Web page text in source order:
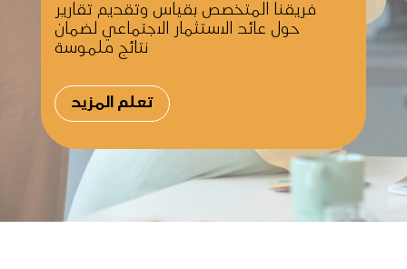
فريقنا المتخصص بقياس وتقديم تقارير
حول عائد الاستثمار الاجتماعي لضمان
نتائج ملموسة
تعلم المزيد